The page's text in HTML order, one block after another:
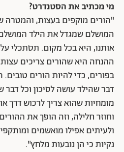
מי מכתיב את הסטנדרט?
"הורים מוקפים בעצות, והמטרה
המושלם שמגדל את הילד
אותנו, היא בכל מקום. תסתכלי
ההנחה היא שהורים צריכים
בפורים, כדי להיות הורים
דבר שהילד עושה לסיכון וכל דבר
מומחיות שהוא צריך לרכוש דרך
וחוזר חלילה, וזה הופך את
ולעיתים אפילו מואשמים
נקיות כי הן נובעות מלחץ".